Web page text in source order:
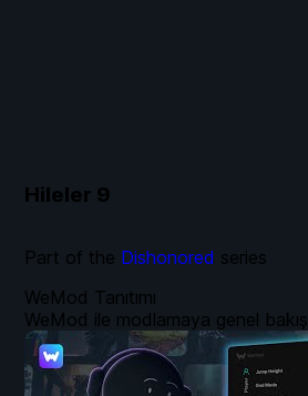
Hileler 9
WeMod Tanıtımı
WeMod ile modlamaya genel bakış
Part of the Dishonored series